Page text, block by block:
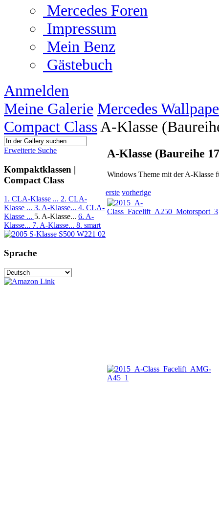
Mercedes Foren
Impressum
Mein Benz
Gästebuch
Anmelden
Meine Galerie Mercedes
Compact Class A-Klasse
Erweiterte Suche
Kompaktklassen |
Compact Class
1. CLA-Klasse ... 2. CLA-
Klasse ... 3. A-Klasse... 4. CLA-
Klasse ... 5. A-Klasse... 6. A-
Klasse... 7. A-Klasse... 8. smart
Sprache
A-Klasse (Baureihe
Windows Theme mit der A-Klasse
erste vorherige